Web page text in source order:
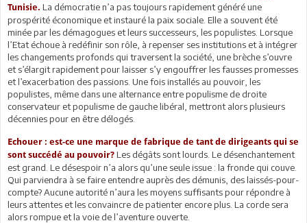
Tunisie. La démocratie n’a pas toujours rapidement généré une
prospérité économique et instauré la paix sociale. Elle a souvent été
minée par les démagogues et leurs successeurs, les populistes. Lorsque
l’Etat échoue à redéfinir son rôle, à repenser ses institutions et à intégrer
les changements profonds qui traversent la société, une brèche s’ouvre
et s’élargit rapidement pour laisser s’y engouffrer les fausses promesses
et l’exacerbation des passions. Une fois installés au pouvoir, les
populistes, même dans une alternance entre populisme de droite
conservateur et populisme de gauche libéral, mettront alors plusieurs
décennies pour en être délogés.
Echouer : est-ce une marque de fabrique de tant de dirigeants qui se
sont succédé au pouvoir? Les dégâts sont lourds. Le désenchantement
est grand. Le désespoir n’a alors qu’une seule issue : la fronde qui couve.
Qui parviendra à se faire entendre auprès des démunis, des laissés-pour-
compte? Aucune autorité n’aura les moyens suffisants pour répondre à
leurs attentes et les convaincre de patienter encore plus. La corde sera
alors rompue et la voie de l’aventure ouverte.